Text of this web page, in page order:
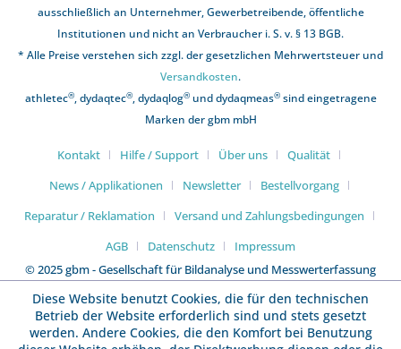
ausschließlich an Unternehmer, Gewerbetreibende, öffentliche
Institutionen und nicht an Verbraucher i. S. v. § 13 BGB.
* Alle Preise verstehen sich zzgl. der gesetzlichen Mehrwertsteuer und
Versandkosten.
athletec®, dydaqtec®, dydaqlog®und dydaqmeas®sind eingetragene
Marken der gbm mbH
Kontakt Hilfe / Support Über uns
Qualität
News / Applikationen
Newsletter
Bestellvorgang
Reparatur / Reklamation
Versand und Zahlungsbedingungen
AGB
Datenschutz
Impressum
© 2025 gbm - Gesellschaft für Bildanalyse und Messwerterfassung
mbH
Diese Website benutzt Cookies, die für den technischen
Betrieb der Website erforderlich sind und stets gesetzt
werden. Andere Cookies, die den Komfort bei Benutzung